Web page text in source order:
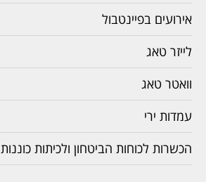
אירועים בפיינטבול
לייזר טאג
וואטר טאג
עמדות ירי
הכשרות לכוחות הביטחון ולכיתות כוננות